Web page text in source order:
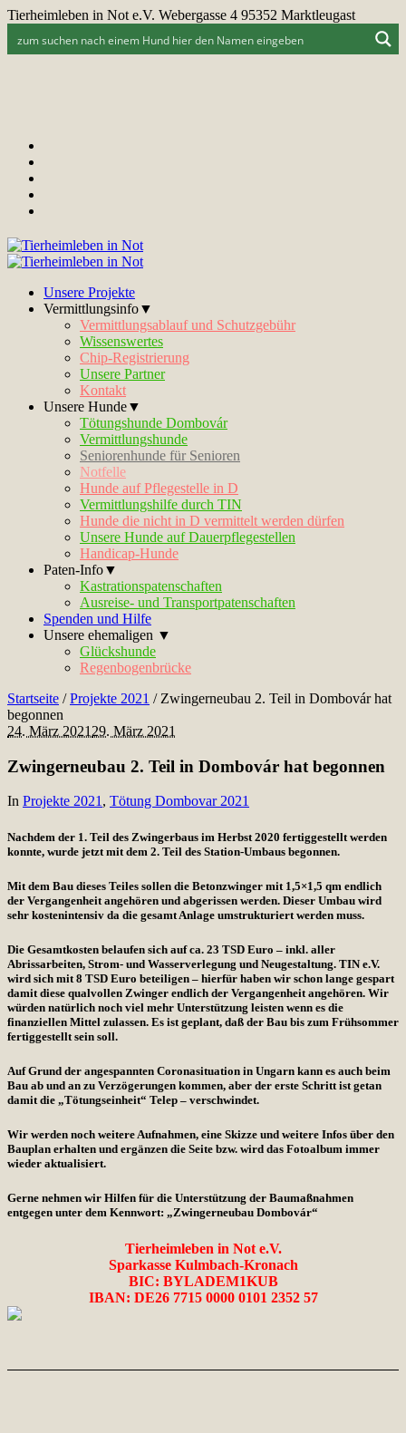
Tierheimleben in Not e.V. Webergasse 4 95352 Marktleugast
Unsere Projekte
Vermittlungsinfo▼
Vermittlungsablauf und Schutzgebühr
Wissenswertes
Chip-Registrierung
Unsere Partner
Kontakt
Unsere Hunde▼
Tötungshunde Dombovár
Vermittlungshunde
Seniorenhunde für Senioren
Notfelle
Hunde auf Pflegestelle in D
Vermittlungshilfe durch TIN
Hunde die nicht in D vermittelt werden dürfen
Unsere Hunde auf Dauerpflegestellen
Handicap-Hunde
Paten-Info▼
Kastrationspatenschaften
Ausreise- und Transportpatenschaften
Spenden und Hilfe
Unsere ehemaligen ▼
Glückshunde
Regenbogenbrücke
Startseite /Projekte 2021 / Zwingerneubau 2. Teil in Dombovár hat
begonnen
24. März 2021 29. März 2021
Zwingerneubau 2. Teil in Dombovár hat begonnen
In Projekte 2021, Tötung Dombovar 2021
Nachdem der 1. Teil des Zwingerbaus im Herbst 2020 fertiggestellt werden
konnte, wurde jetzt mit dem 2. Teil des Station-Umbaus begonnen.
Mit dem Bau dieses Teiles sollen die Betonzwinger mit 1,5×1,5 qm endlich
der Vergangenheit angehören und abgerissen werden. Dieser Umbau wird
sehr kostenintensiv da die gesamt Anlage umstrukturiert werden muss.
Die Gesamtkosten belaufen sich auf ca. 23 TSD Euro – inkl. aller
Abrissarbeiten, Strom- und Wasserverlegung und Neugestaltung. TIN e.V.
wird sich mit 8 TSD Euro beteiligen – hierfür haben wir schon lange gespart
damit diese qualvollen Zwinger endlich der Vergangenheit angehören. Wir
würden natürlich noch viel mehr Unterstützung leisten wenn es die
finanziellen Mittel zulassen. Es ist geplant, daß der Bau bis zum Frühsommer
fertiggestellt sein soll.
Auf Grund der angespannten Coronasituation in Ungarn kann es auch beim
Bau ab und an zu Verzögerungen kommen, aber der erste Schritt ist getan
damit die „Tötungseinheit“ Telep – verschwindet.
Wir werden noch weitere Aufnahmen, eine Skizze und weitere Infos über den
Bauplan erhalten und ergänzen die Seite bzw. wird das Fotoalbum immer
wieder aktualisiert.
Gerne nehmen wir Hilfen für die Unterstützung der Baumaßnahmen
entgegen unter dem Kennwort: „Zwingerneubau Dombovár“
Tierheimleben in Not e.V.
Sparkasse Kulmbach-Kronach
BIC: BYLADEM1KUB
IBAN: DE26 7715 0000 0101 2352 57